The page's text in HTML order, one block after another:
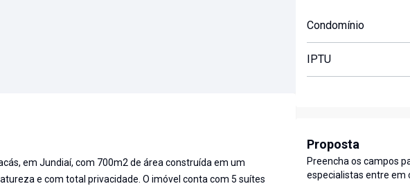
em Jundiaí, com 700m2 de área construída em um
e com total privacidade. O imóvel conta com 5 suítes
Condomínio
IPTU
Proposta
Preencha os campos
especialistas entre em